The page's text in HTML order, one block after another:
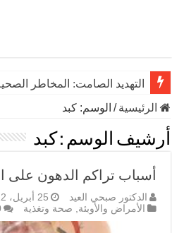
التهديد الصامت: المخاطر
يوم الشاي العالمي: رشفـة من
الرئيسية/ الوسم: كبد
أرشيف الوسم : كبد
أسباب تراكم الدهون على
الدكتور صبحي العيد
25 أبريل، 2022
الأمراض والأوبئة, صحة وتغذية